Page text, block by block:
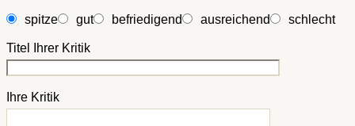
spitze gut befriedigend ausreichend schlecht
Titel Ihrer Kritik
Ihre Kritik